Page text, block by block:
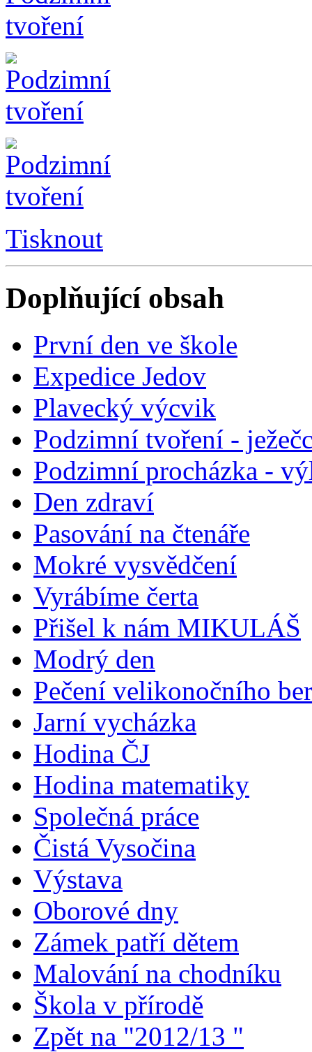
Tisknout
Doplňující obsah
První den ve škole
Expedice Jedov
Plavecký výcvik
Podzimní tvoření -
Podzimní procházka -
Den zdraví
Pasování na čtenáře
Mokré vysvědčení
Vyrábíme čerta
Přišel k nám MIKULÁŠ
Modrý den
Pečení velikonočního
Jarní vycházka
Hodina ČJ
Hodina matematiky
Společná práce
Čistá Vysočina
Výstava
Oborové dny
Zámek patří dětem
Malování na chodníku
Škola v přírodě
Zpět na "2012/13 "